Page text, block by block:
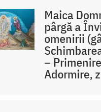
Maica
pârgă a
omenirii
–
Adormire,